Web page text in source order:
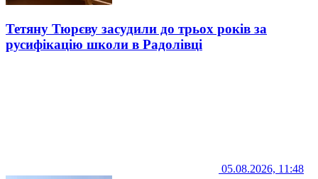
Тетяну Тюрєву засудили до трьох років за
русифікацію школи в Радолівці
05.08.2026, 11:48